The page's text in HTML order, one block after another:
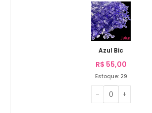
Azul Bic
R$ 55,00
Estoque: 29